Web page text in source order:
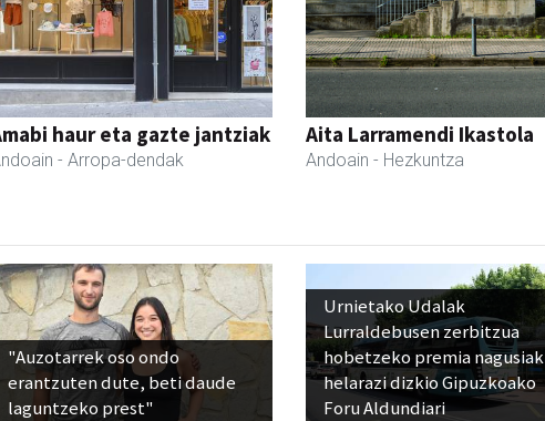
haur eta gazte jantziak
- Arropa-dendak
Aita Larramendi Ikastola
Andoain - Hezkuntza
"Auzotarrek oso ondo
erantzuten dute, beti daude
laguntzeko prest"
Urnietako Udalak
Lurraldebusen zerbitzua
hobetzeko premia nagusiak
helarazi dizkio Gipuzkoako
Foru Aldundiari